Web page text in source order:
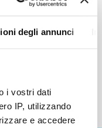
degli annunci
i vostri dati
IP, utilizzando
e accedere
2008
2